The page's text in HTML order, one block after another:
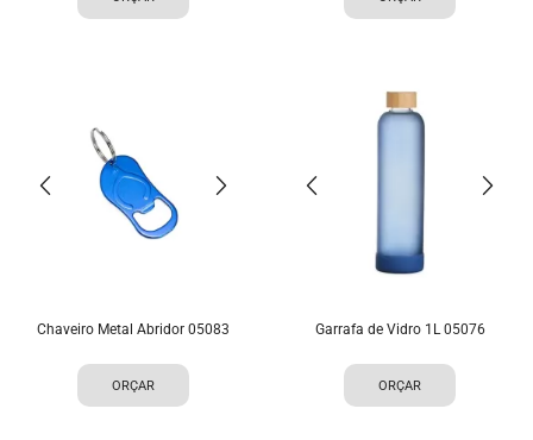
Chaveiro Metal Abridor 05083
ORÇAR
Garrafa de Vidro 1L 05076
ORÇAR